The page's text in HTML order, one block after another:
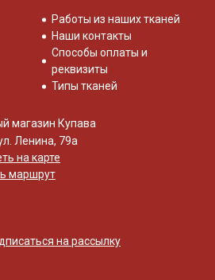
Работы из наших тканей
Наши контакты
Способы оплаты и
реквизиты
Типы тканей
магазин Купава
Ленина, 79а
на карте
маршрут
на рассылку